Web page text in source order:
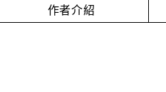
作者介紹